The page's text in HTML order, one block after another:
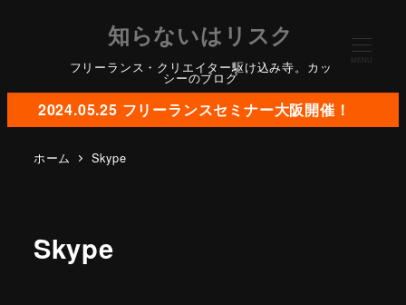
知らないはリスク
フリーランス・クリエイター駆け込み寺。カッ
シーのブログ
MENU
2024.05.25 フリーランスセミナー大阪開催！
ホーム Skype
Skype